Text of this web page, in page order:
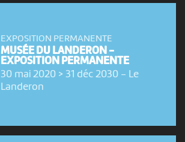
EXPOSITION PERMANENTE
MUSÉE DU LANDERON -
EXPOSITION PERMANENTE
30 mai 2020 > 31 déc 2030- Le
Landeron